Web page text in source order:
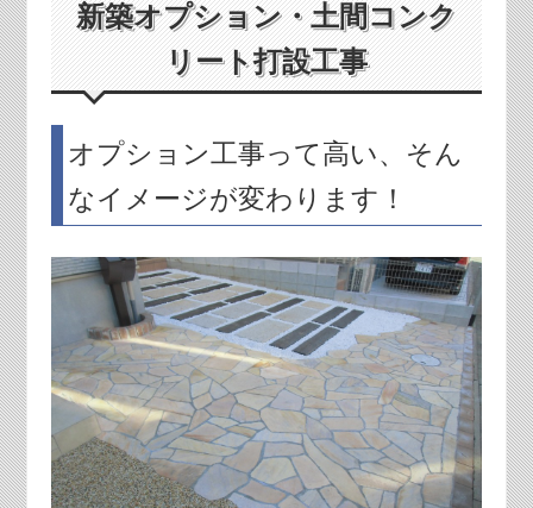
新築オプション・土間コンク
リート打設工事
オプション工事って高い、そん
なイメージが変わります！